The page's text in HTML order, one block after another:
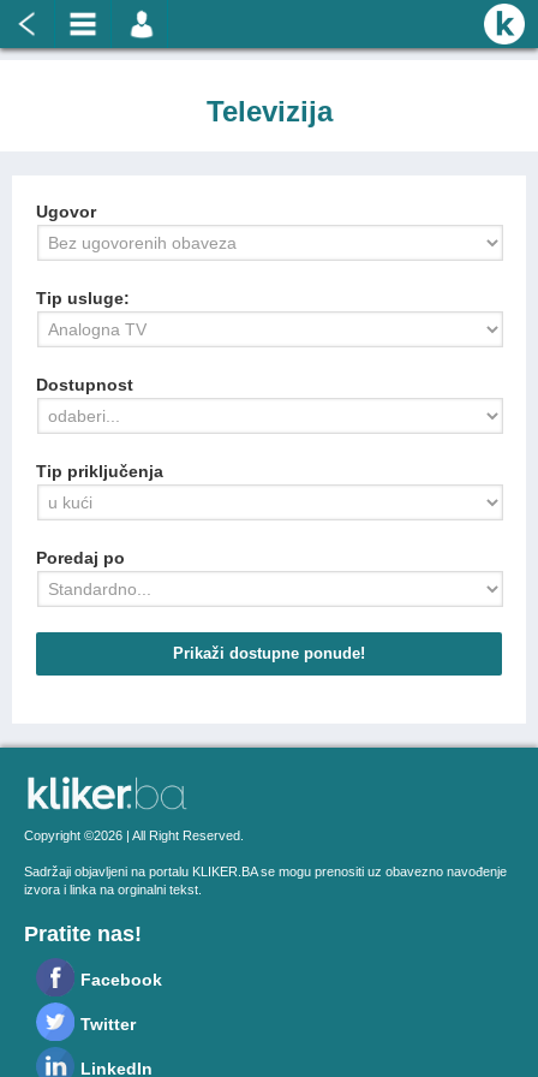
Televizija
Ugovor
Tip usluge:
Dostupnost
Tip priključenja
Poredaj po
Prikaži dostupne ponude!
Copyright ©2026 | All Right Reserved.
Sadržaji objavljeni na portalu KLIKER.BA se mogu prenositi uz obavezno navođenje
izvora i linka na orginalni tekst.
Pratite nas!
Facebook
Twitter
LinkedIn